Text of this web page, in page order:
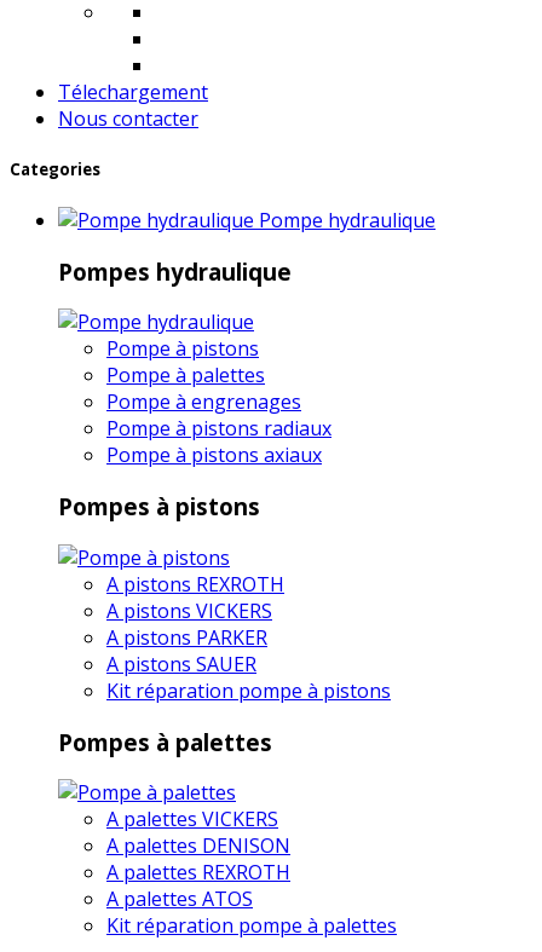
Télechargement
Nous contacter
Categories
Pompe hydraulique
Pompes hydraulique
Pompe à pistons
Pompe à palettes
Pompe à engrenages
Pompe à pistons radiaux
Pompe à pistons axiaux
Pompes à pistons
A pistons REXROTH
A pistons VICKERS
A pistons PARKER
A pistons SAUER
Kit réparation pompe à pistons
Pompes à palettes
A palettes VICKERS
A palettes DENISON
A palettes REXROTH
A palettes ATOS
Kit réparation pompe à palettes